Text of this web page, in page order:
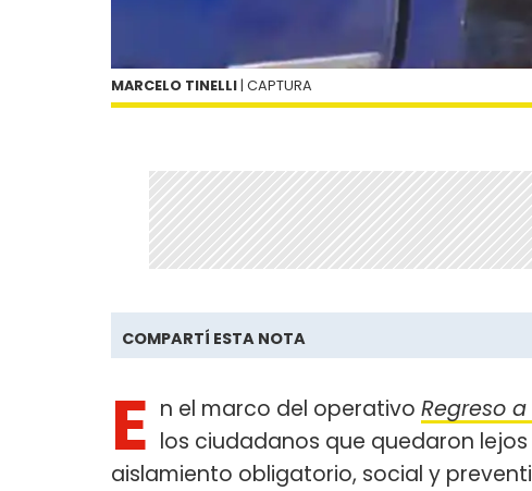
MARCELO TINELLI | CAPTURA
COMPARTÍ ESTA NOTA
E n el marco del operativo Regreso
los ciudadanos que quedaron
aislamiento obligatorio, social y